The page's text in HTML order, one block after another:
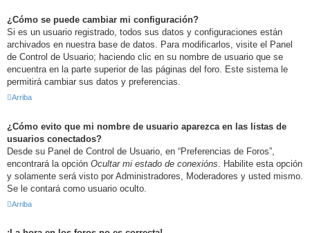
¿Cómo se puede cambiar mi configuración?
Si es un usuario registrado, todos sus datos y configuraciones están
archivados en nuestra base de datos. Para modificarlos, visite el Panel
de Control de Usuario; haciendo clic en su nombre de usuario que se
encuentra en la parte superior de las páginas del foro. Este sistema le
permitirá cambiar sus datos y preferencias.
Arriba
¿Cómo evito que mi nombre de usuario aparezca en las listas de
usuarios conectados?
Desde su Panel de Control de Usuario, en “Preferencias de Foros”,
encontrará la opción Ocultar mi estado de conexións . Habilite esta opción
y solamente será visto por Administradores, Moderadores y usted mismo.
Se le contará como usuario oculto.
Arriba